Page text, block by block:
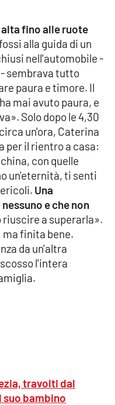
fino alle ruote
alla guida di un
nell'automobile -
- sembrava tutto
paura e timore. Il
mai avuto paura, e
Solo dopo le 4,30
un'ora, Caterina
per il rientro a casa:
con quelle
un'eternità, ti senti
Una
e che non
riuscire a superarla».
finita bene.
da un'altra
l'intera
travolti dal
suo bambino